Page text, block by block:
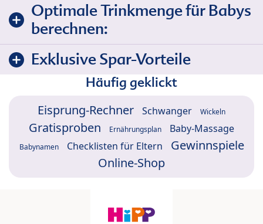
Optimale Trinkmenge für Babys
berechnen:
Exklusive Spar-Vorteile
Häufig geklickt
Eisprung-Rechner Schwanger Wickeln
Gratisproben Ernährungsplan Baby-Massage
Babynamen Checklisten für Eltern
Gewinnspiele
Online-Shop